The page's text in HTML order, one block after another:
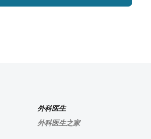
外科医生
外科医生之家